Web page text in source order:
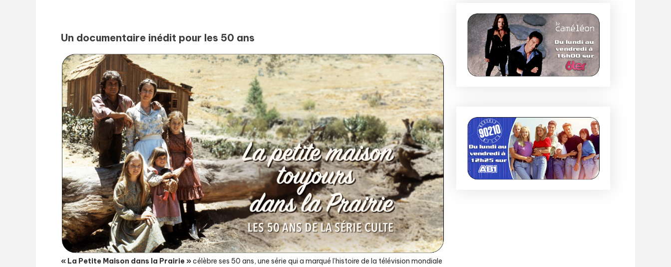
Un documentaire inédit pour les 50 ans
« La Petite Maison dans la Prairie »célèbre ses 50 ans, une série qui a marqué l’histoire de la télévision mondiale